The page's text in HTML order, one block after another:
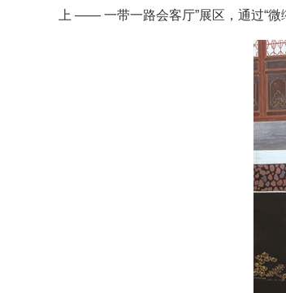
上 —— 一带一路会客厅”展区，通过“